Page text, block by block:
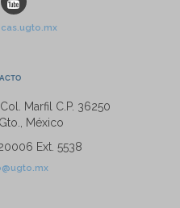
Marfil C.P. 36250
México
Ext. 5538